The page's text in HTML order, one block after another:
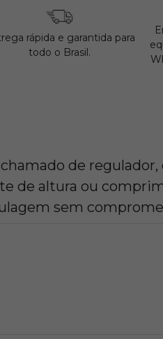
rápida e garantida para
todo o Brasil.
de
de altura ou
sem